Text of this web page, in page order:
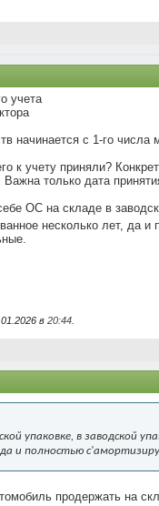
учета
начинается с 1-го
к учету приняли?
только дата
ОС на складе в
несколько лет, да
в 20:44
упаковке, в заводской
и полностью
продержать на